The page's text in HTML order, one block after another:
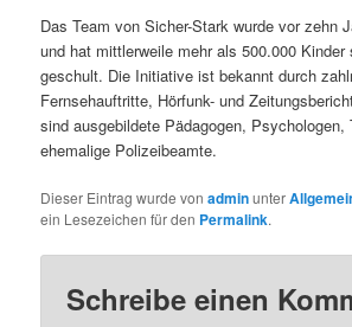
Das Team von Sicher-Stark wurde vor zehn
und hat mittlerweile mehr als 500.000 Kinder
geschult. Die Initiative ist bekannt durch
Fernsehauftritte, Hörfunk- und
sind ausgebildete Pädagogen, Psychologen,
ehemalige Polizeibeamte.
Dieser Eintrag wurde vonadminunter
ein Lesezeichen für den Permalink.
Schreibe einen